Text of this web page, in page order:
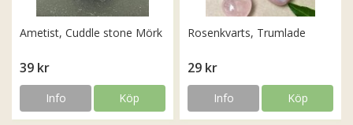
Ametist, Cuddle stone Mörk
39 kr
Info Köp
Rosenkvarts, Trumlade
29 kr
Info Köp